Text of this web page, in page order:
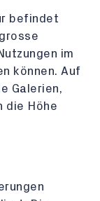
befindet
im
können. Auf
Galerien,
die Höhe